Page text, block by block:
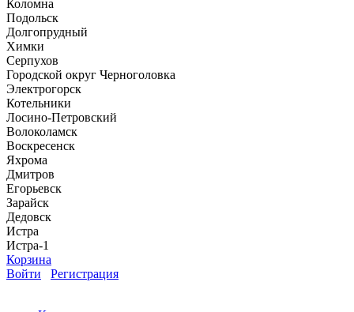
Коломна
Подольск
Долгопрудный
Химки
Серпухов
Городской округ Черноголовка
Электрогорск
Котельники
Лосино-Петровский
Волоколамск
Воскресенск
Яхрома
Дмитров
Егорьевск
Зарайск
Дедовск
Истра
Истра-1
Корзина
Войти
Регистрация